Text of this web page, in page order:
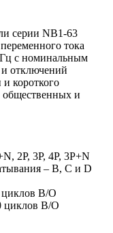
серии NB1-63
тока
с номинальным
отключений
и короткого
общественных и
2P, 3P, 4P, 3P+N
– B, C и D
циклов В/О
циклов В/О